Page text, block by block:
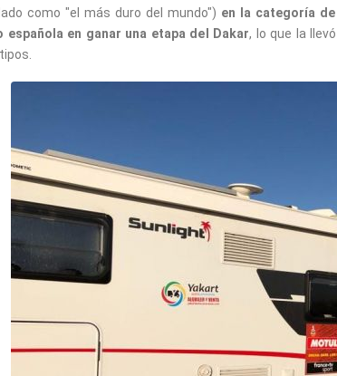
como "el más duro del mundo") en la categoría
española en ganar una etapa del Dakar, lo que la